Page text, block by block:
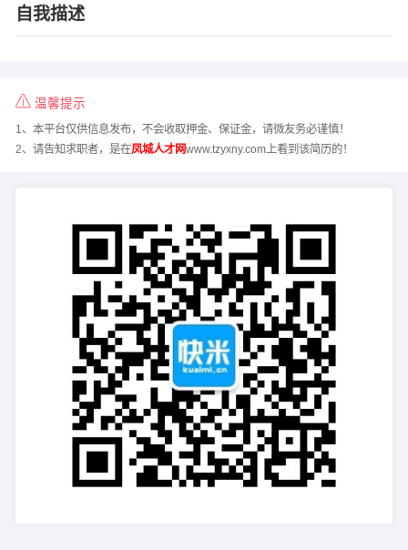
自我描述
温馨提示
1、本平台仅供信息发布，不会收取押金、保证金，请微友务必谨慎！
2、请告知求职者，是在凤城人才网www.tzyxny.com上看到该简历的！